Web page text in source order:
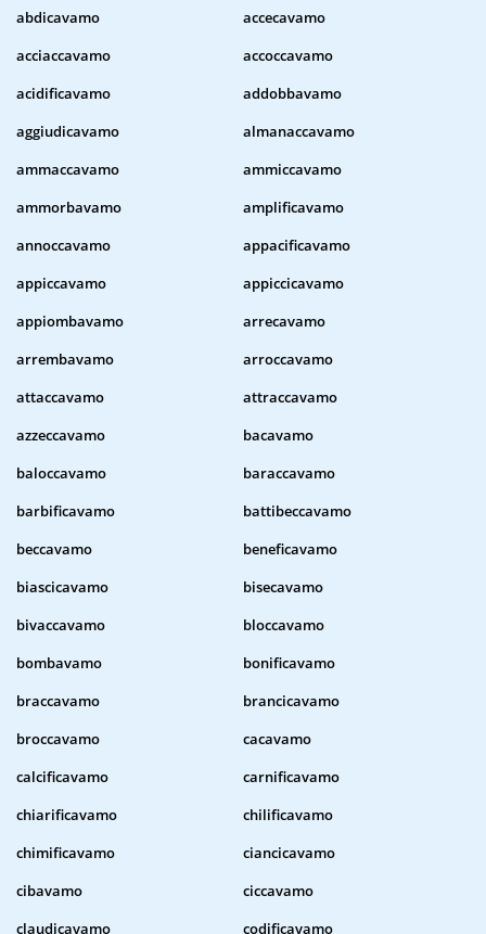
abdicavamo
accecavamo
acciaccavamo
accoccavamo
acidificavamo
addobbavamo
aggiudicavamo
almanaccavamo
ammaccavamo
ammiccavamo
ammorbavamo
amplificavamo
annoccavamo
appacificavamo
appiccavamo
appiccicavamo
appiombavamo
arrecavamo
arrembavamo
arroccavamo
attaccavamo
attraccavamo
azzeccavamo
bacavamo
baloccavamo
baraccavamo
barbificavamo
battibeccavamo
beccavamo
beneficavamo
biascicavamo
bisecavamo
bivaccavamo
bloccavamo
bombavamo
bonificavamo
braccavamo
brancicavamo
broccavamo
cacavamo
calcificavamo
carnificavamo
chiarificavamo
chilificavamo
chimificavamo
ciancicavamo
cibavamo
ciccavamo
claudicavamo
codificavamo